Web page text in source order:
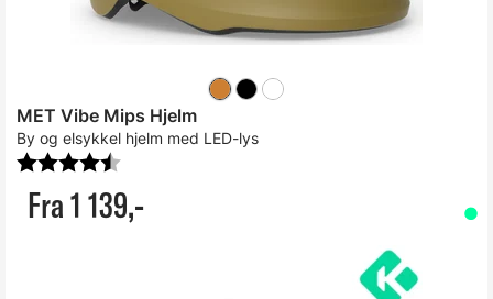
MET Vibe Mips Hjelm
By og elsykkel hjelm med LED-lys
Fra 1 139,-
Karakter: